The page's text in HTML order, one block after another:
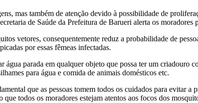
mas também de atenção devido à possibilidade de
de Saúde da Prefeitura de Barueri alerta os moradores
vetores, consequentemente reduz a probabilidade de
por essas fêmeas infectadas.
parada em qualquer objeto que possa ter um criadouro
para água e comida de animais domésticos etc.
que as pessoas tomem todos os cuidados para evitar
todos os moradores estejam atentos aos focos dos